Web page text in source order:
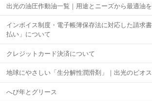
出光の油圧作動油一覧｜用途とニーズから最適油
インボイス制度・電子帳簿保存法に対応した請求
払い」について
クレジットカード決済について
地球にやさしい「生分解性潤滑剤」｜出光のビオ
へび年とグリース